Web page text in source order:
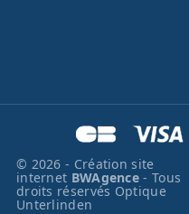
© 2026 - Création site
internet BWAgence- Tous
droits réservés Optique
Unterlinden